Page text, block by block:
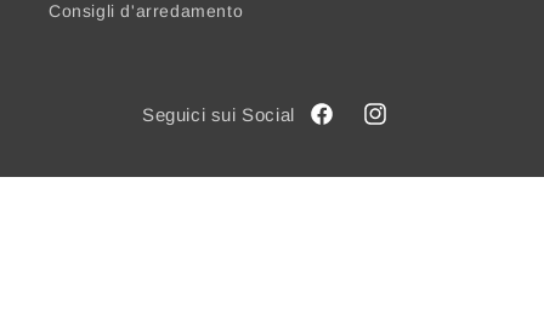
Consigli d'arredamento
FacebookInstagram